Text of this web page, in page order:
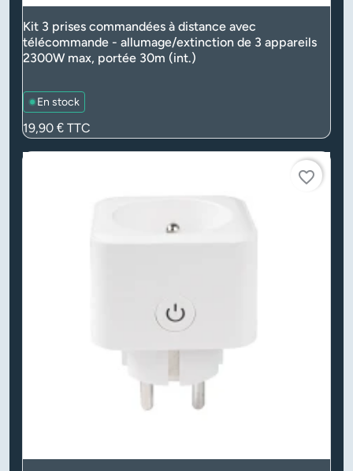
Kit 3 prises commandées à distance avec
télécommande - allumage/extinction de 3 appareils
2300W max, portée 30m (int.)
En stock
Prix
19,90 € TTC
favorite_border